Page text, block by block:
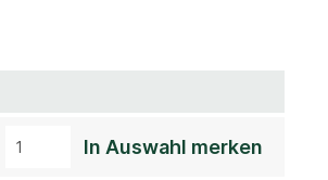
In Auswahl merken